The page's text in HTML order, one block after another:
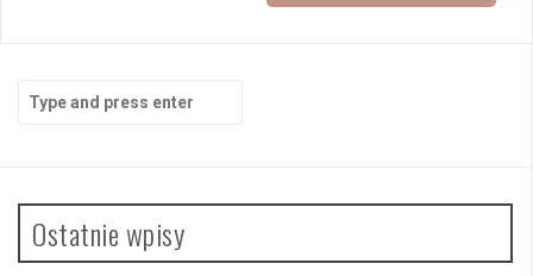
for:
Ostatnie wpisy